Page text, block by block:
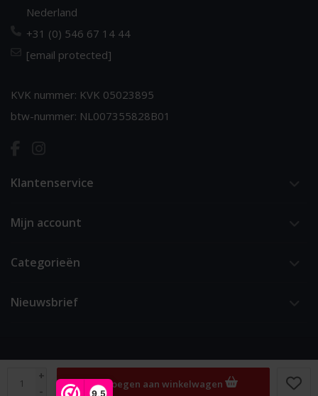
9,5
+
-
Toevoegen aan winkelwagen
Nederland
+31 (0) 546 67 14 44
[email protected]
KVK nummer: KVK 05023895
btw-nummer: NL007355828B01
Klantenservice
Mijn account
Categorieën
Nieuwsbrief
© Copyright 2026 van 't Ende